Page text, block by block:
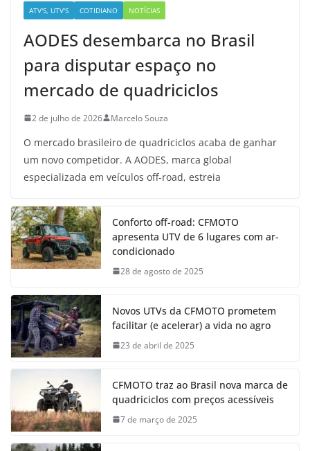
ATV'S, UTV'S COTIDIANO NOTÍCIAS
AODES desembarca no Brasil
para disputar espaço no
mercado de quadriciclos
2 de julho de 2026 Marcelo Souza
O mercado brasileiro de quadriciclos acaba de ganhar
um novo competidor. A AODES, marca global
especializada em veículos off-road, estreia
Conforto off-road: CFMOTO
apresenta UTV de 6 lugares com ar-
condicionado
28 de agosto de 2025
Novos UTVs da CFMOTO prometem
facilitar (e acelerar) a vida no agro
23 de abril de 2025
CFMOTO traz ao Brasil nova marca de
quadriciclos com preços acessíveis
7 de março de 2025